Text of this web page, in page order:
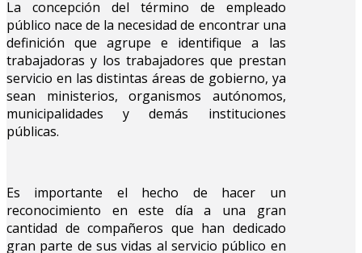
La concepción del término de empleado
público nace de la necesidad de encontrar una
definición que agrupe e identifique a las
trabajadoras y los trabajadores que prestan
servicio en las distintas áreas de gobierno, ya
sean ministerios, organismos autónomos,
municipalidades y demás instituciones
públicas.
Es importante el hecho de hacer un
reconocimiento en este día a una gran
cantidad de compañeros que han dedicado
gran parte de sus vidas al servicio público en